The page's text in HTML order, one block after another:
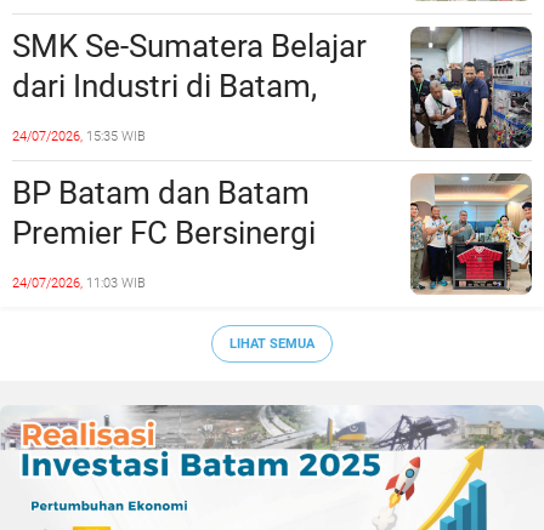
Rekayasa Lalu Lintasnya
SMK Se-Sumatera Belajar
dari Industri di Batam,
Siapkan Lulusan Siap Kerja
Era Digital
24/07/2026, 15:35 WIB
BP Batam dan Batam
Premier FC Bersinergi
Cetak Generasi Emas
24/07/2026, 11:03 WIB
LIHAT SEMUA